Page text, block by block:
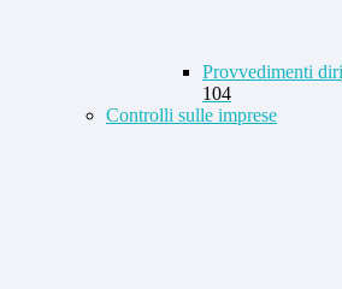
Provvedimenti
104
Controlli sulle imprese